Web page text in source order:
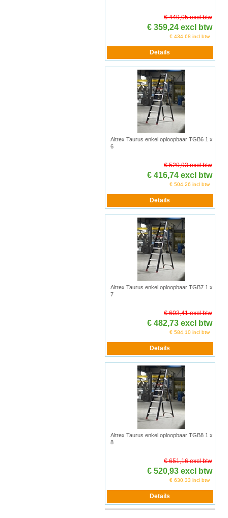
€ 449,05 excl btw
€ 359,24 excl btw
€ 434,68 incl btw
Altrex Taurus enkel oploopbaar TGB6 1 x
6
€ 520,93 excl btw
€ 416,74 excl btw
€ 504,26 incl btw
Altrex Taurus enkel oploopbaar TGB7 1 x
7
€ 603,41 excl btw
€ 482,73 excl btw
€ 584,10 incl btw
Altrex Taurus enkel oploopbaar TGB8 1 x
8
€ 651,16 excl btw
€ 520,93 excl btw
€ 630,33 incl btw